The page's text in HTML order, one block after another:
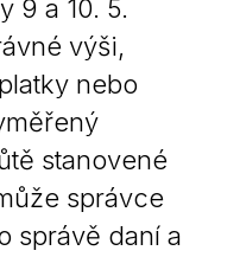
9 a 10. 5.
výši,
nebo
stanovené
správce
správě daní a